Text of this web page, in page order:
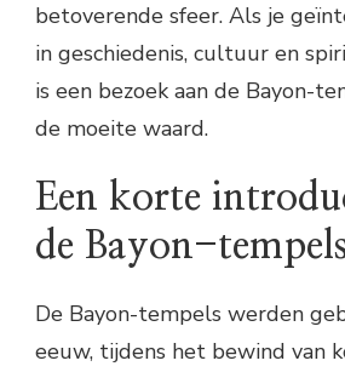
betoverende sfeer. Als je
in geschiedenis, cultuur en
is een bezoek aan de Bayon-
de moeite waard.
Een korte
de Bayon-
De Bayon-tempels werden
eeuw, tijdens het bewind van